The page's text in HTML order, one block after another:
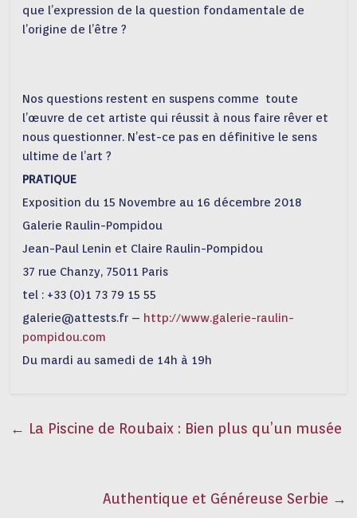
que l’expression de la question fondamentale de
l’origine de l’être ?
Nos questions restent en suspens comme toute
l’œuvre de cet artiste qui réussit à nous faire rêver et
nous questionner. N’est-ce pas en définitive le sens
ultime de l’art ?
PRATIQUE
Exposition du 15 Novembre au 16 décembre 2018
Galerie Raulin-Pompidou
Jean-Paul Lenin et Claire Raulin-Pompidou
37 rue Chanzy, 75011 Paris
tel : +33 (0)1 73 79 15 55
galerie@attests.fr – http://www.galerie-raulin-
pompidou.com
Du mardi au samedi de 14h à 19h
← La Piscine de Roubaix : Bien plus qu’un musée
Authentique et Généreuse Serbie →